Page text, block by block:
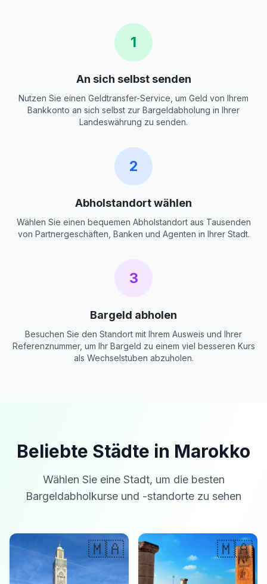
1
An sich selbst senden
Nutzen Sie einen Geldtransfer-Service, um Geld von Ihrem
Bankkonto an sich selbst zur Bargeldabholung in Ihrer
Landeswährung zu senden.
2
Abholstandort wählen
Wählen Sie einen bequemen Abholstandort aus Tausenden
von Partnergeschäften, Banken und Agenten in Ihrer Stadt.
3
Bargeld abholen
Besuchen Sie den Standort mit Ihrem Ausweis und Ihrer
Referenznummer, um Ihr Bargeld zu einem viel besseren Kurs
als Wechselstuben abzuholen.
Beliebte Städte in Marokko
Wählen Sie eine Stadt, um die besten
Bargeldabholkurse und -standorte zu sehen
🇲🇦 🇲🇦